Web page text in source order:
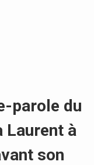
parole du
Laurent à
son